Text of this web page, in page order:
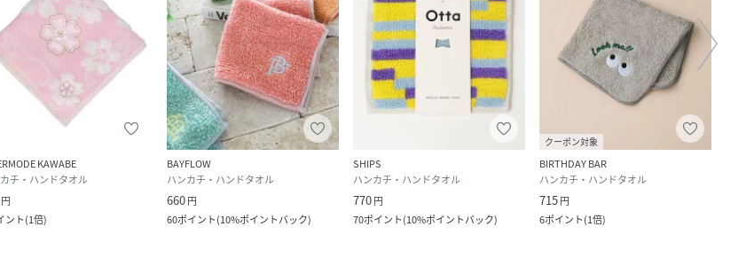
KAWABE
チ・ハンドタオル
円
ント(1倍)
BAYFLOW
ハンカチ・ハンドタオル
660円
60ポイント(10%ポイントバック)
SHIPS
ハンカチ・ハンドタオル
770円
70ポイント(10%ポイントバック)
クーポン対象
BIRTHDAY BAR
ハンカチ・ハンドタオル
715円
6ポイント(1倍)